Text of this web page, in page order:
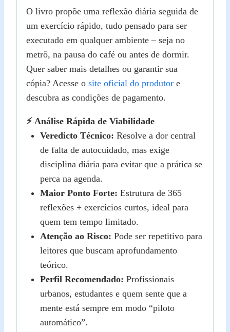
O livro propõe uma reflexão diária seguida de
um exercício rápido, tudo pensado para ser
executado em qualquer ambiente – seja no
metrô, na pausa do café ou antes de dormir.
Quer saber mais detalhes ou garantir sua
cópia? Acesse o site oficial do produtor e
descubra as condições de pagamento.
⚡ Análise Rápida de Viabilidade
Veredicto Técnico: Resolve a dor central
de falta de autocuidado, mas exige
disciplina diária para evitar que a prática se
perca na agenda.
Maior Ponto Forte: Estrutura de 365
reflexões + exercícios curtos, ideal para
quem tem tempo limitado.
Atenção ao Risco: Pode ser repetitivo para
leitores que buscam aprofundamento
teórico.
Perfil Recomendado: Profissionais
urbanos, estudantes e quem sente que a
mente está sempre em modo “piloto
automático”.